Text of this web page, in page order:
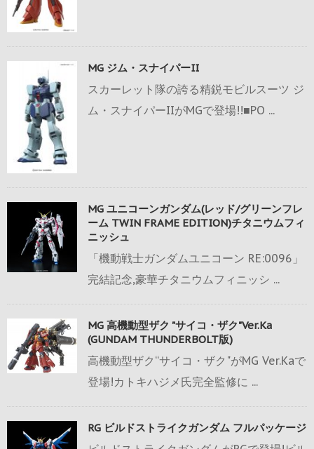
MG ジム・スナイパーII
スカーレット隊の誇る精鋭モビルスーツ ジ
ム・スナイパーIIがMGで登場!!■PO ...
MG ユニコーンガンダム(レッド/グリーンフレ
ーム TWIN FRAME EDITION)チタニウムフィ
ニッシュ
「機動戦士ガンダムユニコーン RE:0096」
完結記念,豪華チタニウムフィニッシ ...
MG 高機動型ザク "サイコ・ザク"Ver.Ka
(GUNDAM THUNDERBOLT版)
高機動型ザク“サイコ・ザク"がMG Ver.Kaで
登場!カトキハジメ氏完全監修に ...
RG ビルドストライクガンダム フルパッケージ